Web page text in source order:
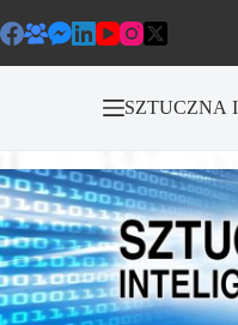
do
treści
SZTUCZNA